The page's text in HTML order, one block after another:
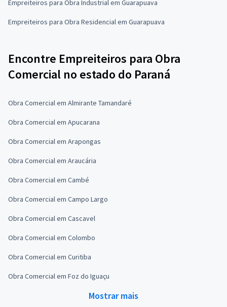
Empreiteiros para Obra Industrial em Guarapuava
Empreiteiros para Obra Residencial em Guarapuava
Encontre Empreiteiros para Obra
Comercial no estado do Paraná
Obra Comercial em Almirante Tamandaré
Obra Comercial em Apucarana
Obra Comercial em Arapongas
Obra Comercial em Araucária
Obra Comercial em Cambé
Obra Comercial em Campo Largo
Obra Comercial em Cascavel
Obra Comercial em Colombo
Obra Comercial em Curitiba
Obra Comercial em Foz do Iguaçu
Mostrar mais